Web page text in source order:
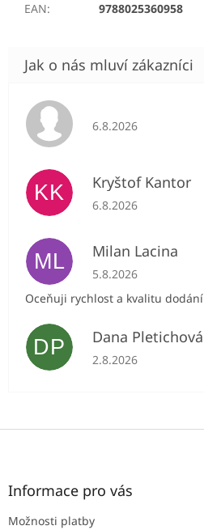
EAN: 9788025360958
Hodnocení obchodu
6.8.2026
KK Kryštof Kantor
Hodnocení obchodu
6.8.2026
ML Milan Lacina
Hodnocení obchodu
5.8.2026
Oceňuji rychlost a kvalitu dodání
DP Dana Pletichová
Hodnocení obchodu
2.8.2026
Z
Informace pro vás
Možnosti platby